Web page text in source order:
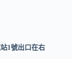
1號出口在右